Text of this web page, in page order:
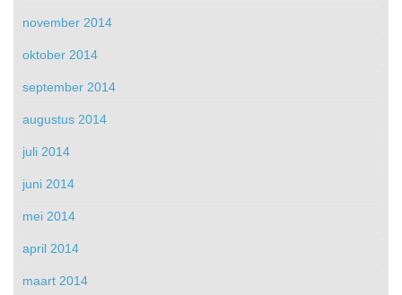
november 2014
oktober 2014
september 2014
augustus 2014
juli 2014
juni 2014
mei 2014
april 2014
maart 2014